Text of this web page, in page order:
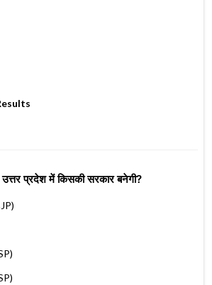
प्रदेश में किसकी सरकार बनेगी?